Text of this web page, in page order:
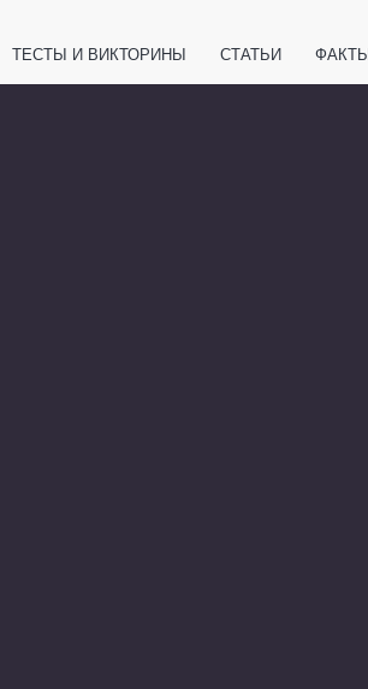
ТЕСТЫ И ВИКТОРИНЫ СТАТЬИ ФАКТЫ